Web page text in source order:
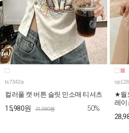
ts7342a
컬러풀 캣 버튼 슬릿 민소매 티셔츠
15,980원 31,980원 50%
★월
레이